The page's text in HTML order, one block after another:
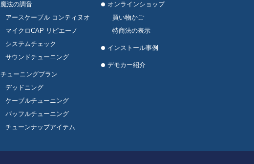
魔法の調音
アースケーブル コンティヌオ
マイクロCAP リピエーノ
システムチェック
サウンドチューニング
チューニングプラン
デッドニング
ケーブルチューニング
バッフルチューニング
チューンナップアイテム
オンラインショップ
買い物かご
特商法の表示
インストール事例
デモカー紹介